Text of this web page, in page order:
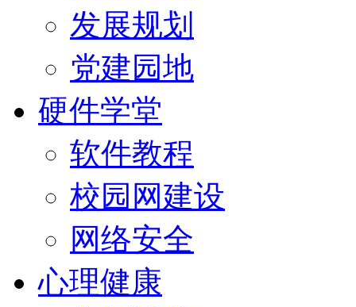
发展规划
党建园地
硬件学堂
软件教程
校园网建设
网络安全
心理健康